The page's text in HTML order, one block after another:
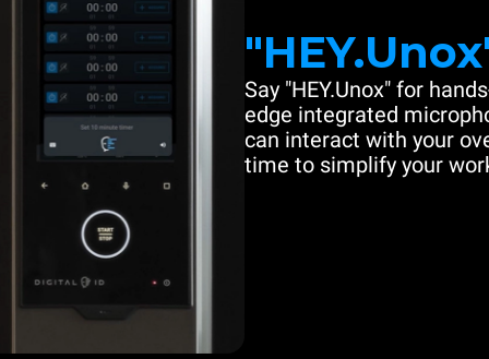
Say "HEY.Unox" for
edge integrated
can interact with your
time to simplify your